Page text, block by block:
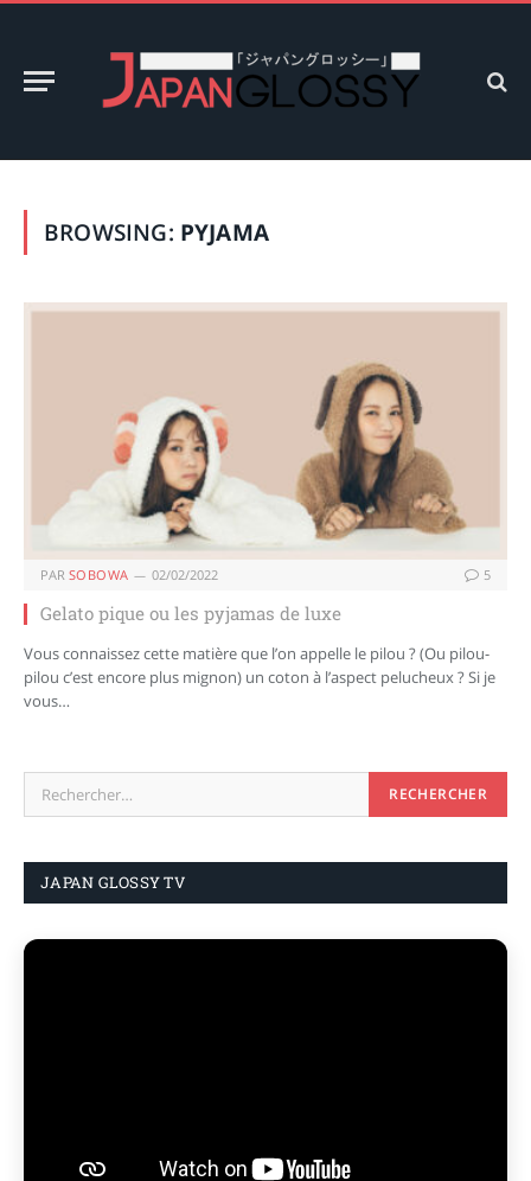
BROWSING: PYJAMA
PAR SOBOWA 02/02/2022 5
Gelato pique ou les pyjamas de luxe
Vous connaissez cette matière que l’on appelle le pilou ? (Ou pilou-
pilou c’est encore plus mignon) un coton à l’aspect pelucheux ? Si je
vous…
JAPAN GLOSSY TV